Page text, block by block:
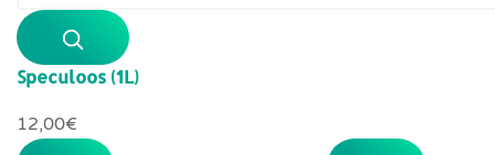
Speculoos (1L)
12,00‎€